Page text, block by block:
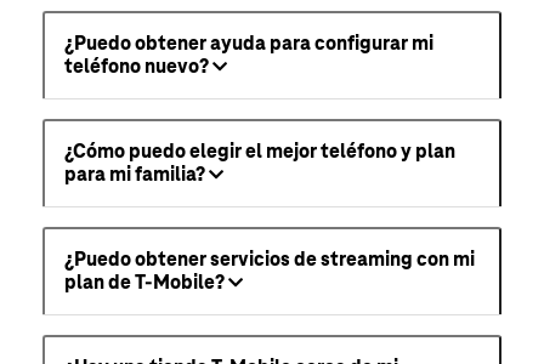
¿Puedo obtener ayuda para configurar mi
teléfono nuevo?
¿Cómo puedo elegir el mejor teléfono y plan
para mi familia?
¿Puedo obtener servicios de streaming con mi
plan de T-Mobile?